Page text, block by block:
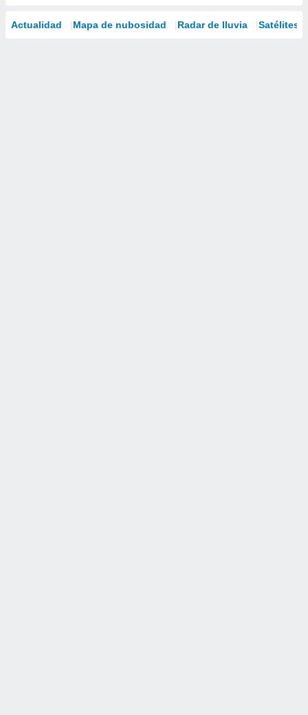
Actualidad Mapa de nubosidad Radar de lluvia Satélites